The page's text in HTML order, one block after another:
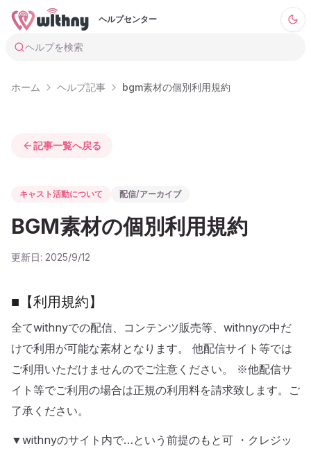
ヘルプセンター
ヘルプを検索
ホーム ヘルプ記事 bgm素材の個別利用規約
記事一覧へ戻る
キャスト活動について 配信/アーカイブ
BGM素材の個別利用規約
更新日: 2025/9/12
■【利用規約】
全てwithnyでの配信、コンテンツ販売等、withnyの中だ
けで利用が可能な素材となります。 他配信サイト等では
ご利用いただけませんのでご注意ください。 ※他配信サ
イト等でご利用の場合は正規の利用料を請求致します。ご
了承ください。
▼withnyのサイト内で…という前提のもと可 ・クレジッ